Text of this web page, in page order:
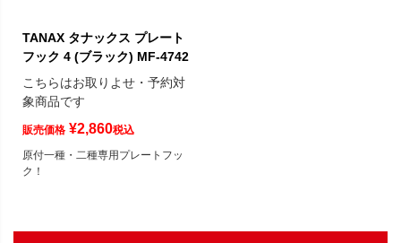
TANAX タナックス プレート
フック 4 (ブラック) MF-4742
こちらはお取りよせ・予約対
象商品です
販売価格 ¥2,860税込
原付一種・二種専用プレートフッ
ク！